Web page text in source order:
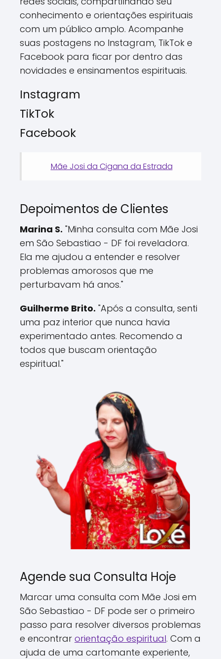
conhecimento e orientações espirituais
com um público amplo. Acompanhe
suas postagens no Instagram, TikTok e
Facebook para ficar por dentro das
novidades e ensinamentos espirituais.
Instagram
TikTok
Facebook
Mãe Josi da Cigana da Estrada
Depoimentos de Clientes
Marina S. "Minha consulta com Mãe Josi
em São Sebastiao - DF foi reveladora.
Ela me ajudou a entender e resolver
problemas amorosos que me
perturbavam há anos."
Guilherme Brito. "Após a consulta, senti
uma paz interior que nunca havia
experimentado antes. Recomendo a
todos que buscam orientação
espiritual."
Agende sua Consulta Hoje
Marcar uma consulta com Mãe Josi em
São Sebastiao - DF pode ser o primeiro
passo para resolver diversos problemas
e encontrar orientação espiritual. Com a
ajuda de uma cartomante experiente,